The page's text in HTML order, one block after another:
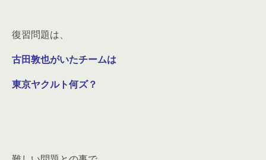
復習問題は、
古田敦也がいたチームは
東京ヤクルト何ズ？